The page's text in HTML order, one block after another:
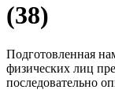
(38)
Подготовленная
физических лиц
последовательно